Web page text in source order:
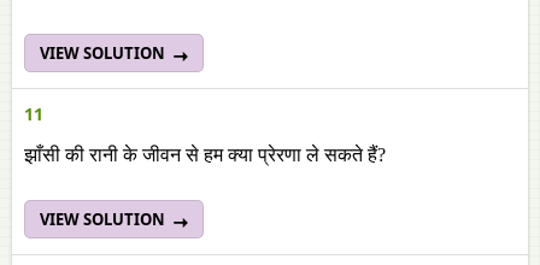
VIEW SOLUTION
11
झाँसी की रानी के जीवन से हम क्या प्रेरणा ले सकते हैं?
VIEW SOLUTION